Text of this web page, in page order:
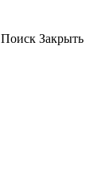
Поиск Закрыть